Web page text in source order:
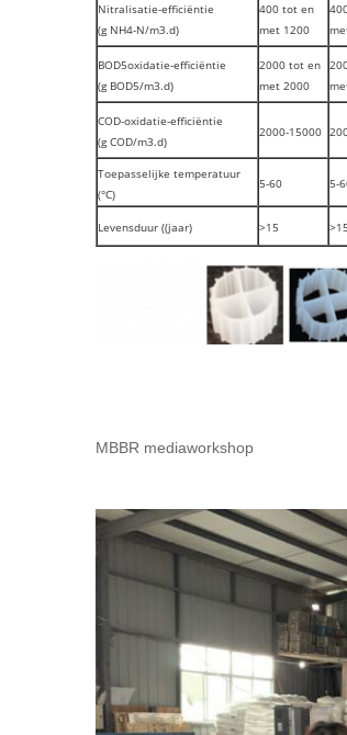
Nitralisatie-efficiëntie
(g NH4-N/m3.d)
400 tot en
met 1200
BOD5oxidatie-efficiëntie
(g BOD5/m3.d)
2000 tot en
met 2000
COD-oxidatie-efficiëntie
(g COD/m3.d)
2000-15000
Toepasselijke temperatuur
(°C)
5-60 5-
Levensduur ((jaar) >15 >15
MBBR mediaworkshop